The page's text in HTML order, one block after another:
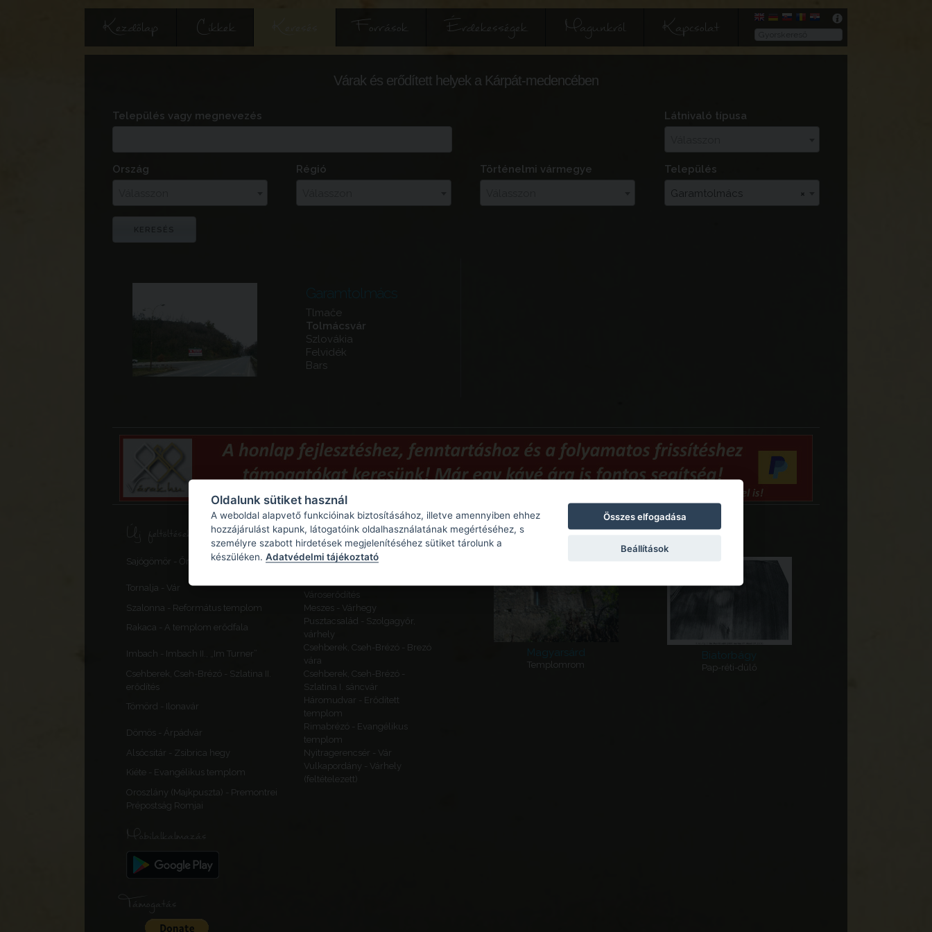
Kezdőlap Cikkek Források Érdekességek Magunkról Kapcsolat
Várak és erődített helyek a Kárpát-medencében
Település vagy megnevezés
Látnivaló típusa
Ország
Régió
Történelmi vármegye
Település
×
Garamtolmács
Garamtolmács
Tlmače
Tolmácsvár
Szlovákia
Felvidék
Bars
Új feltöltések, frissítések
Sajógömör - Őrtorony, elővédmű
Sajógömör - Várhegy - Gömör
Tornalja - Vár
Városerődítés
Szalonna - Református templom
Meszes - Várhegy
Rakaca - A templom erődfala
Pusztacsalád - Szolgagyőr,
várhely
Imbach - Imbach II., „Im Turner”
Csehberek, Cseh-Brézó - Brezó
vára
Csehberek, Cseh-Brézó - Szlatina II.
erődítés
Csehberek, Cseh-Brézó -
Szlatina I. sáncvár
Tömörd - Ilonavár
Háromudvar - Erődített
templom
Dömös - Árpádvár
Rimabrézó - Evangélikus
templom
Alsócsitár - Zsibrica hegy
Nyitragerencsér - Vár
Kiéte - Evangélikus templom
Vulkapordány - Várhely
(feltételezett)
Oroszlány (Majkpuszta) - Premontrei
Prépostság Romjai
Mobilalkalmazás
Támogatás
Ajánlott látnivalók
Magyarsárd
Templomrom
Biatorbágy
Pap-réti-dűlő
Oldalunk sütiket használ
A weboldal alapvető funkcióinak biztosításához, illetve amennyiben ehhez
hozzájárulást kapunk, látogatóink oldalhasználatának megértéséhez, s
személyre szabott hirdetések megjelenítéséhez sütiket tárolunk a
készüléken. Adatvédelmi tájékoztató
Összes elfogadása
Beállítások